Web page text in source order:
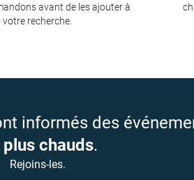
avant de les ajouter à
votre recherche.
informés des
plus chauds.
Rejoins-les.